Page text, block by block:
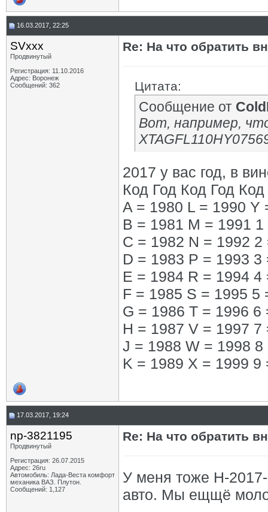
16.03.2017, 22:25
SVxxx
Продвинутый
Регистрация: 11.10.2016
Адрес: Воронеж
Сообщений: 362
Re: На что обратить
Цитата:
Сообщение от
Вот, например,
2017 у вас год, в
Код Год Код Год
A = 1980 L = 1990 Y
B = 1981 M = 1991
C = 1982 N = 1992
D = 1983 P = 1993
E = 1984 R = 1994
F = 1985 S = 1995 5
G = 1986 T = 1996
H = 1987 V = 1997
J = 1988 W = 1998
K = 1989 X = 1999
17.03.2017, 19:24
np-3821195
Продвинутый
Регистрация: 26.07.2015
Адрес: 26ru
Автомобиль: Лада-Веста комфорт
механика ВАЗ. Плутон.
Сообщений: 1,127
Re: На что обратить
У меня тоже H-
авто. Мы ещщё